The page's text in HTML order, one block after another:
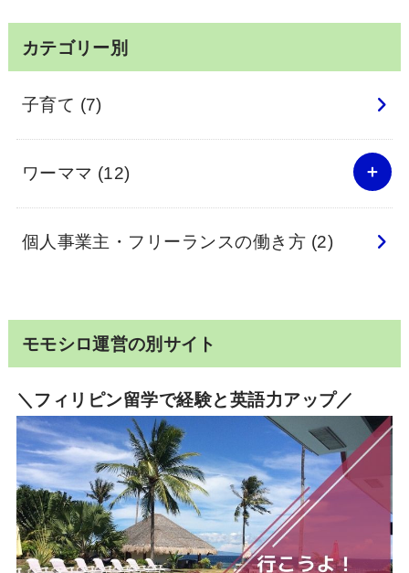
カテゴリー別
子育て (7)
ワーママ (12)
個人事業主・フリーランスの働き方 (2)
モモシロ運営の別サイト
＼フィリピン留学で経験と英語力アップ／